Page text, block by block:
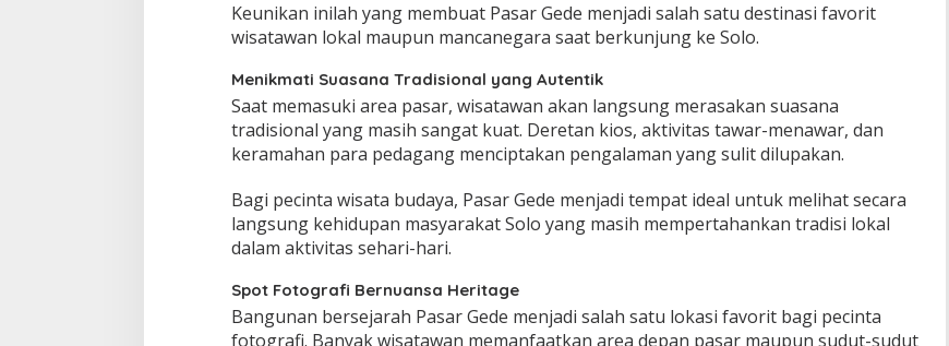
Keunikan inilah yang membuat Pasar Gede menjadi salah satu destinasi favorit
wisatawan lokal maupun mancanegara saat berkunjung ke Solo.
Menikmati Suasana Tradisional yang Autentik
Saat memasuki area pasar, wisatawan akan langsung merasakan suasana
tradisional yang masih sangat kuat. Deretan kios, aktivitas tawar-menawar, dan
keramahan para pedagang menciptakan pengalaman yang sulit dilupakan.
Bagi pecinta wisata budaya, Pasar Gede menjadi tempat ideal untuk melihat secara
langsung kehidupan masyarakat Solo yang masih mempertahankan tradisi lokal
dalam aktivitas sehari-hari.
Spot Fotografi Bernuansa Heritage
Bangunan bersejarah Pasar Gede menjadi salah satu lokasi favorit bagi pecinta
fotografi. Banyak wisatawan memanfaatkan area depan pasar maupun sudut-sudut